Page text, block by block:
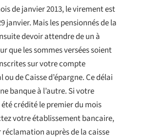
de janvier 2013, le virement est
janvier. Mais les pensionnés de la
devoir attendre de un à
que les sommes versées soient
sur votre compte
de Caisse d’épargne. Ce délai
banque à l’autre. Si votre
été crédité le premier du mois
votre établissement bancaire,
auprès de la caisse